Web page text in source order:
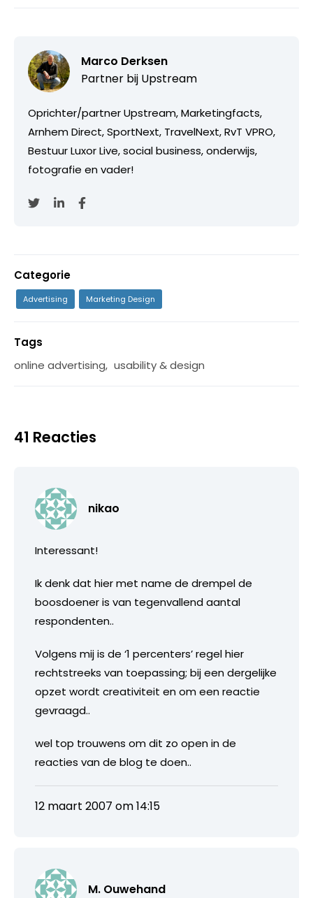
Marco Derksen
Partner bij Upstream
Oprichter/partner Upstream, Marketingfacts,
Arnhem Direct, SportNext, TravelNext, RvT VPRO,
Bestuur Luxor Live, social business, onderwijs,
fotografie en vader!
Categorie
Advertising Marketing Design
Tags
online advertising, usability & design
41 Reacties
nikao
Interessant!
Ik denk dat hier met name de drempel de
boosdoener is van tegenvallend aantal
respondenten..
Volgens mij is de ‘1 percenters’ regel hier
rechtstreeks van toepassing; bij een dergelijke
opzet wordt creativiteit en om een reactie
gevraagd..
wel top trouwens om dit zo open in de
reacties van de blog te doen..
12 maart 2007 om 14:15
M. Ouwehand